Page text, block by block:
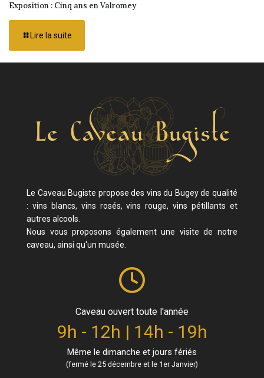
Exposition : Cinq ans en Valromey
Lire la suite
Le Caveau Bugiste propose des vins du Bugey de qualité
: vins blancs, vins rosés, vins rouge, vins pétillants et
autres alcools.
Nous vous proposons également une visite de notre
caveau, ainsi qu'un musée.
Caveau ouvert toute l'année
9h - 12h | 14h - 19h
Même le dimanche et jours fériés
(fermé le 25 décembre et le 1er Janvier)